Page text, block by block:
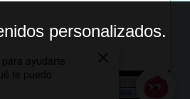
personalizados.